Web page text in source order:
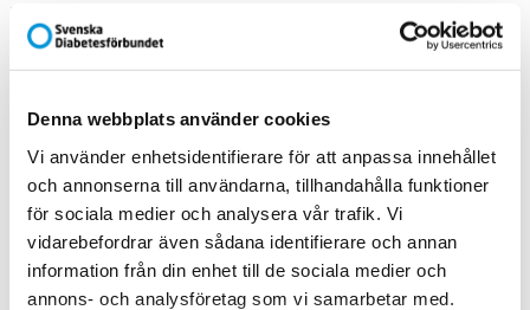
Denna webbplats använder cookies
Vi använder enhetsidentifierare för att anpassa innehållet
och annonserna till användarna, tillhandahålla funktioner
för sociala medier och analysera vår trafik. Vi
vidarebefordrar även sådana identifierare och annan
information från din enhet till de sociala medier och
annons- och analysföretag som vi samarbetar med.
2 morötter
bönor à 380 g, sköljda
1 citron, juicen
2 msk tryffelolja
salt
peppar